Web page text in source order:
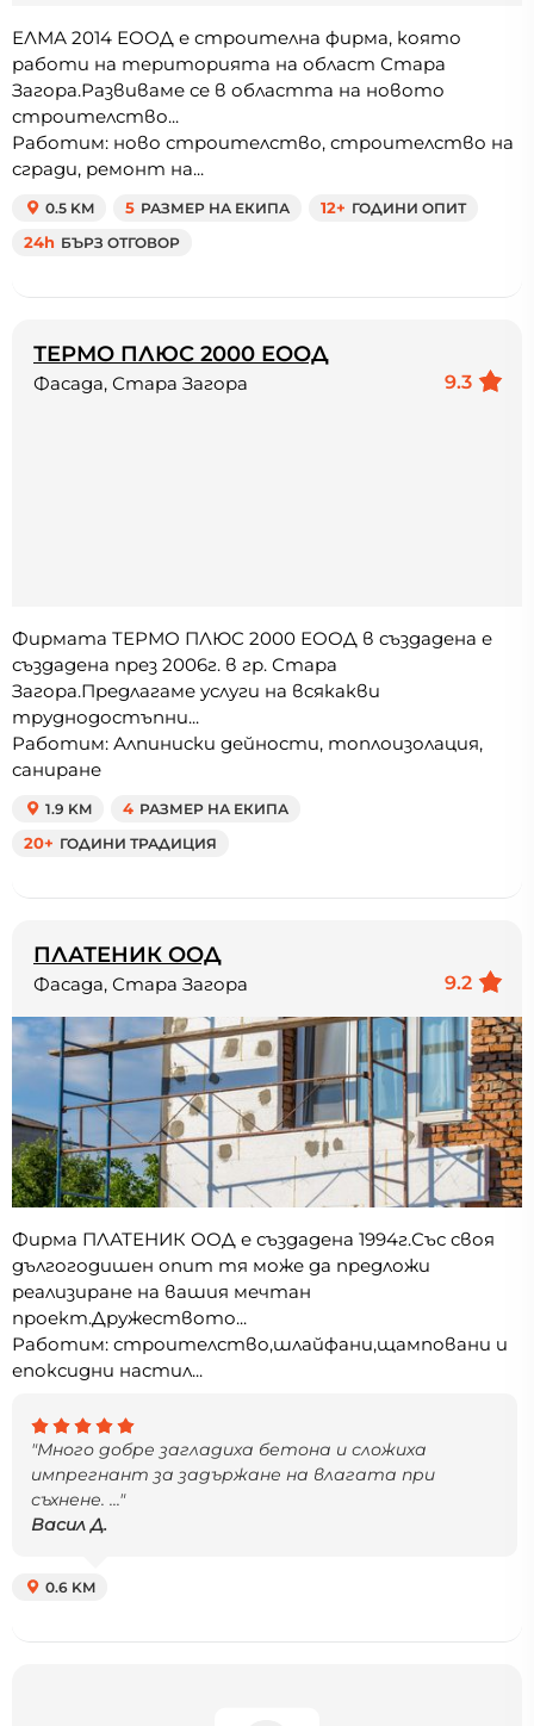
ЕЛМА 2014 ЕООД е строителна фирма, която
работи на територията на област Стара
Загора.Развиваме се в областта на новото
строителство...
Работим: ново строителство, строителство на
сгради, ремонт на...
0.5 KM 5 РАЗМЕР НА ЕКИПА 12+ ГОДИНИ ОПИТ
24h БЪРЗ ОТГОВОР
ТЕРМО ПЛЮС 2000 ЕООД
9.3
Фасада, Стара Загора
Фирмата ТЕРМО ПЛЮС 2000 ЕООД в създадена е
създадена през 2006г. в гр. Стара
Загора.Предлагаме услуги на всякакви
труднодостъпни...
Работим: Алпиниски дейности, топлоизолация,
саниране
1.9 KM 4 РАЗМЕР НА ЕКИПА
20+ ГОДИНИ ТРАДИЦИЯ
ПЛАТЕНИК ООД
9.2
Фасада, Стара Загора
Фирма ПЛАТЕНИК ООД е създадена 1994г.Със своя
дългогодишен опит тя може да предложи
реализиране на вашия мечтан
проект.Дружеството...
Работим: строителство,шлайфани,щамповани и
епоксидни настил...
"Много добре загладиха бетона и сложиха
импрегнант за задържане на влагата при
съхнене. ..."
Васил Д.
0.6 KM